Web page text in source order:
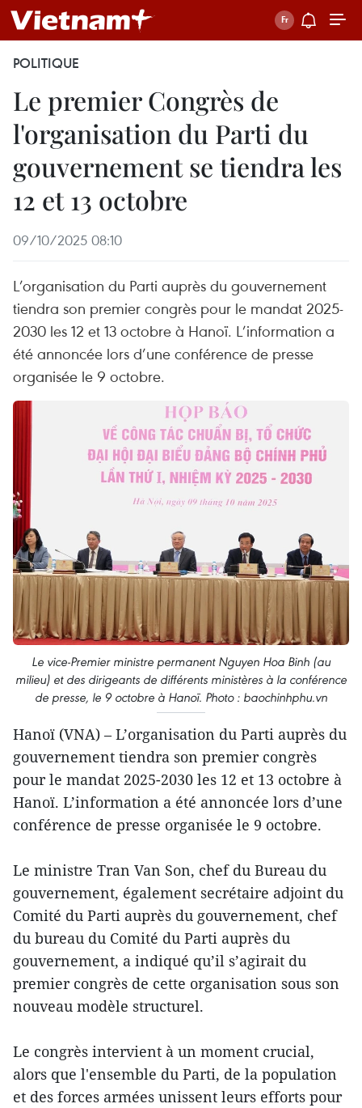
POLITIQUE
Le premier Congrès de
l'organisation du Parti du
gouvernement se tiendra les
12 et 13 octobre
09/10/2025 08:10
L’organisation du Parti auprès du gouvernement
tiendra son premier congrès pour le mandat 2025-
2030 les 12 et 13 octobre à Hanoï. L’information a
été annoncée lors d’une conférence de presse
organisée le 9 octobre.
Le vice-Premier ministre permanent Nguyen Hoa Binh (au
milieu) et des dirigeants de différents ministères à la conférence
de presse, le 9 octobre à Hanoï. Photo : baochinhphu.vn
Hanoï (VNA) – L’organisation du Parti auprès du
gouvernement tiendra son premier congrès
pour le mandat 2025-2030 les 12 et 13 octobre à
Hanoï. L’information a été annoncée lors d’une
conférence de presse organisée le 9 octobre.
Le ministre Tran Van Son, chef du Bureau du
gouvernement, également secrétaire adjoint du
Comité du Parti auprès du gouvernement, chef
du bureau du Comité du Parti auprès du
gouvernement, a indiqué qu’il s’agirait du
premier congrès de cette organisation sous son
nouveau modèle structurel.
Le congrès intervient à un moment crucial,
alors que l'ensemble du Parti, de la population
et des forces armées unissent leurs efforts pour